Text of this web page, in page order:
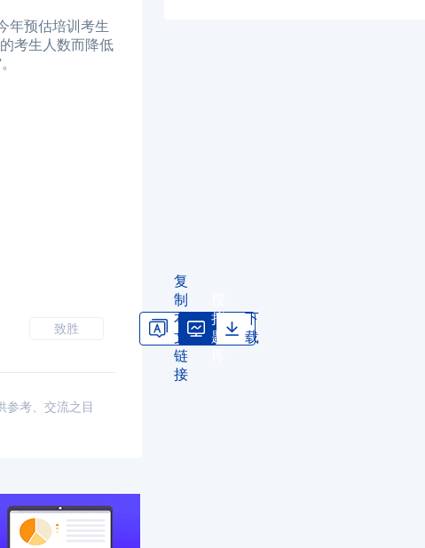
年预估培训考生
考生人数而降低
致胜
复
制
本
文
链
接
拟
题
下
载
参考、交流之目